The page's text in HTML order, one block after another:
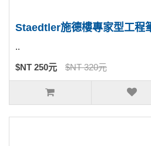
Staedtler施德樓專家型工程
..
$NT 250元 $NT 320元